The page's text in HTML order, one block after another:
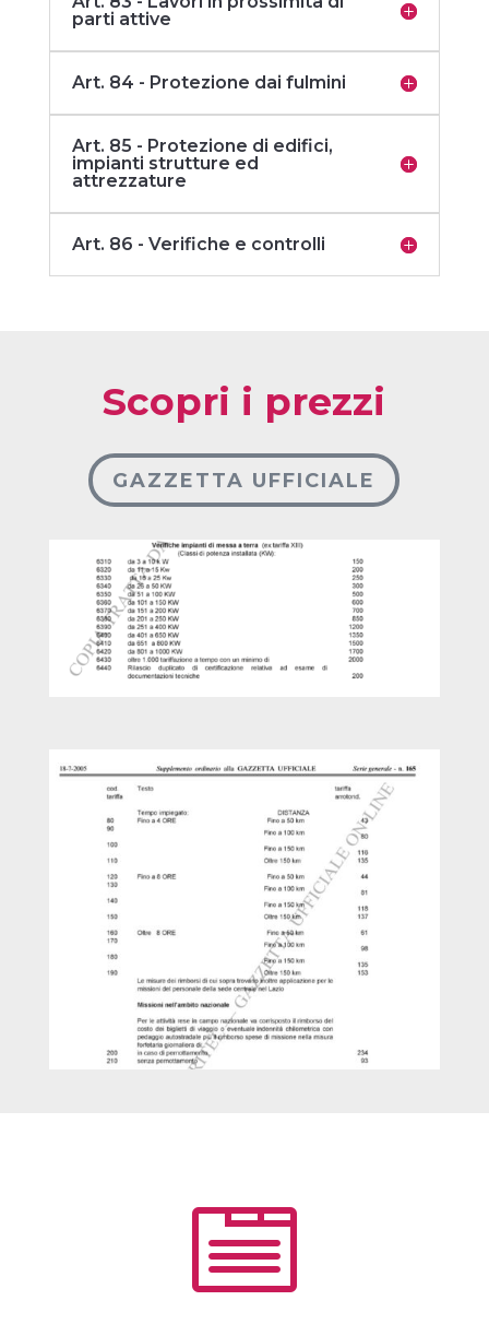
parti attive
Art. 84 - Protezione dai fulmini
Art. 85 - Protezione di edifici,
impianti strutture ed
attrezzature
Art. 86 - Verifiche e controlli
Scopri i prezzi
GAZZETTA UFFICIALE
